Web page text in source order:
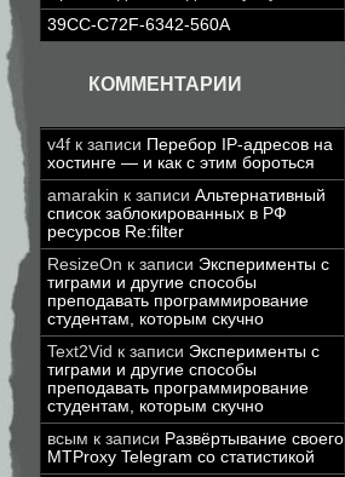
39CC-C72F-6342-560A
КОММЕНТАРИИ
v4f к записи Перебор IP-адресов на
хостинге — и как с этим бороться
amarakin к записи Альтернативный
список заблокированных в РФ
ресурсов Re:filter
ResizeOn к записи Эксперименты с
тиграми и другие способы
преподавать программирование
студентам, которым скучно
Text2Vid к записи Эксперименты с
тиграми и другие способы
преподавать программирование
студентам, которым скучно
всым к записи Развёртывание своего
MTProxy Telegram со статистикой